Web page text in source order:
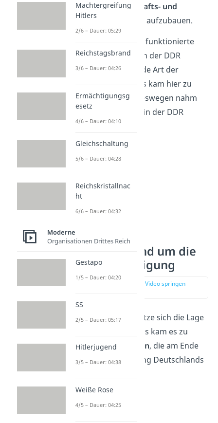
moderneres Wirtschafts- und
Gesellschaftssystem
aufzubauen.
In Ungarn und Polen funktionierte
das auch gut! Doch in der DDR
blockierte die SED jede Art der
Umgestaltung und es kam hier zu
keinen Reformen
. Deswegen nahm
dieUnzufriedenheit in der DDR
immer weiter zu.
Ereignisse rund um die
Wiedervereinigung
zur Stelle im Video springen
Ab dem Jahr 1989 spitze sich die Lage
in der DDR zu. Damals kam es zu
mehreren Ereignissen, die am Ende
zur Wiedervereinigung Deutschlands
Proteste
Machtergreifung
Hitlers
2/6 – Dauer: 05:29
Reichstagsbrand
3/6 – Dauer: 04:26
Ermächtigungsg
esetz
4/6 – Dauer: 04:10
Gleichschaltung
5/6 – Dauer: 04:28
Reichskristallnac
ht
6/6 – Dauer: 04:32
Moderne
Organisationen Drittes Reich
Gestapo
1/5 – Dauer: 04:20
SS
2/5 – Dauer: 05:17
Hitlerjugend
3/5 – Dauer: 04:38
Weiße Rose
4/5 – Dauer: 04:25